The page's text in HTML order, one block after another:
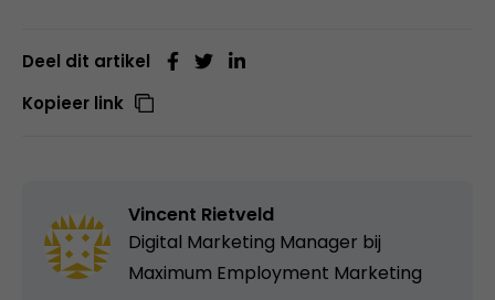
Deel dit artikel
Kopieer link
Vincent Rietveld
Digital Marketing Manager bij
Maximum Employment Marketing